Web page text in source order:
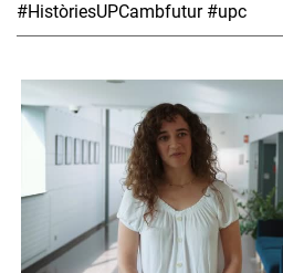
#HistòriesUPCambfutur #upc